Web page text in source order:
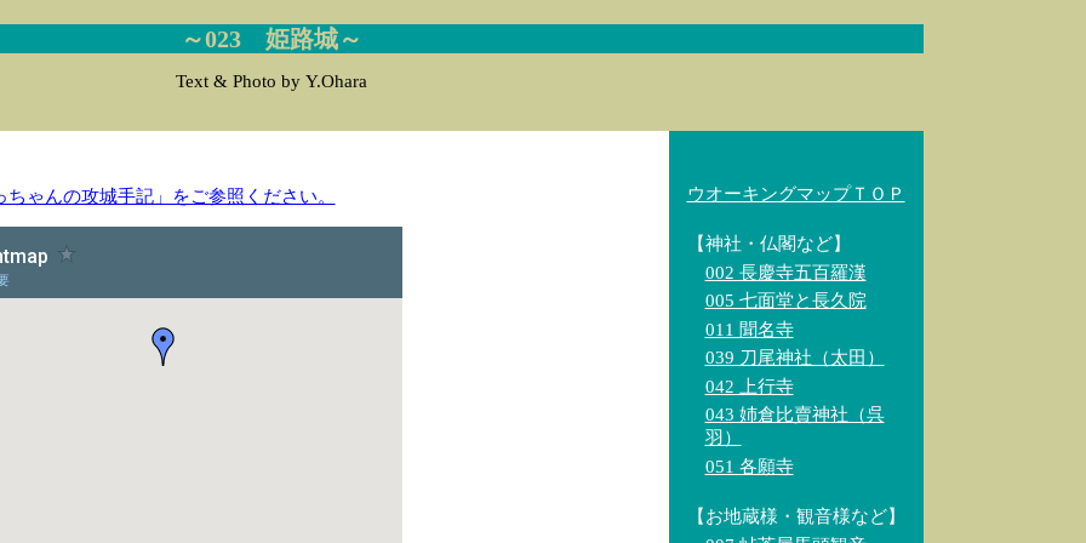
～023 姫路城～
Text & Photo by Y.Ohara
ちゃんの攻城手記」をご参照ください。 ウオーキングマップＴＯＰ
【神社・仏閣など】
002 長慶寺五百羅漢
005 七面堂と長久院
011 聞名寺
039 刀尾神社（太田）
042 上行寺
043 姉倉比賣神社（呉
羽）
051 各願寺
【お地蔵様・観音様など】